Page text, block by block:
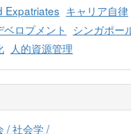
Expatriates キャリア自律
ロプメント シンガポー
人的資源管理
/ 社会学 /